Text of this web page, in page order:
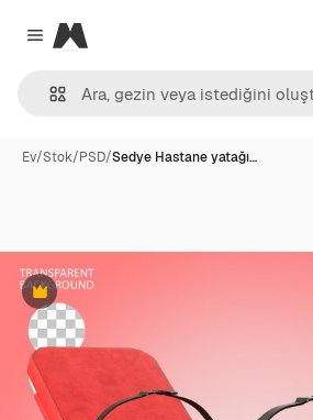
Close menu
Magnific
Ev/Stok/PSD/Sedye Hastane yatağı…
Premium